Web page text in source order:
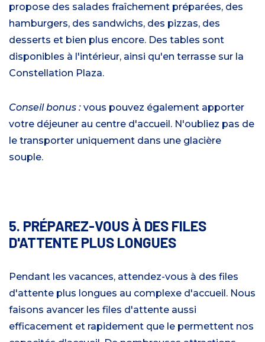
propose des salades fraîchement préparées, des
hamburgers, des sandwichs, des pizzas, des
desserts et bien plus encore. Des tables sont
disponibles à l'intérieur, ainsi qu'en terrasse sur la
Constellation Plaza.
Conseil bonus : vous pouvez également apporter
votre déjeuner au centre d'accueil. N'oubliez pas de
le transporter uniquement dans une glacière
souple.
5. PRÉPAREZ-VOUS À DES FILES
D'ATTENTE PLUS LONGUES
Pendant les vacances, attendez-vous à des files
d'attente plus longues au complexe d'accueil. Nous
faisons avancer les files d'attente aussi
efficacement et rapidement que le permettent nos